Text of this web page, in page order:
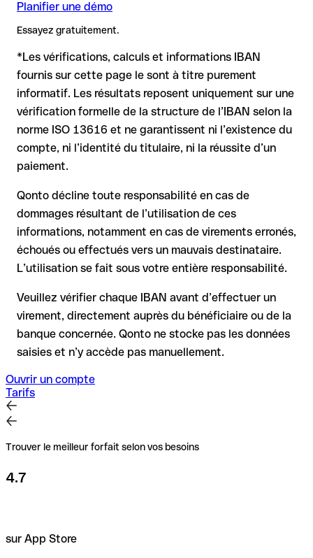
Remarque: Pour les virements en devises étrangères (par ex.
Renseignez-vous à l'avance auprès de Arbejdernes
Recommandation: demandez au bénéficiaire de vous
commerciale ou un montant important. L'existence d'un
compte ne peut être vérifiée que par Arbejdernes Landsbank
elle-même ou par un virement test.
un IBAN valide, le virement peut être envoyé vers un autre
Dans ce cas :
la banque réceptrice doit coopérer au retour des fonds
votre banque peut initier une procédure de rappel sur
demande
le remboursement n’est pas garanti, surtout si les fonds ont
déjà été retirés
pour les virements hors SEPA, la récupération est plus
complexe et peut entraîner des frais
Recommandation: vérifiez systématiquement chaque IBAN
avant un virement (via un outil de vérification) et confirmez-le
directement auprès du bénéficiaire en cas de doute. Cette
précaution est essentielle, en particulier pour des montants
élevés ou de nouvelles relations commerciales.
Planifier une démo
Essayez gratuitement.
*Les vérifications, calculs et informations IBAN
fournis sur cette page le sont à titre purement
informatif. Les résultats reposent uniquement sur une
vérification formelle de la structure de l’IBAN selon la
norme ISO 13616 et ne garantissent ni l’existence du
compte, ni l’identité du titulaire, ni la réussite d’un
paiement.
Qonto décline toute responsabilité en cas de
dommages résultant de l’utilisation de ces
informations, notamment en cas de virements erronés,
échoués ou effectués vers un mauvais destinataire.
L’utilisation se fait sous votre entière responsabilité.
Veuillez vérifier chaque IBAN avant d’effectuer un
virement, directement auprès du bénéficiaire ou de la
banque concernée. Qonto ne stocke pas les données
saisies et n’y accède pas manuellement.
Ouvrir un compte
Tarifs
Trouver le meilleur forfait selon vos besoins
4.7
sur App Store